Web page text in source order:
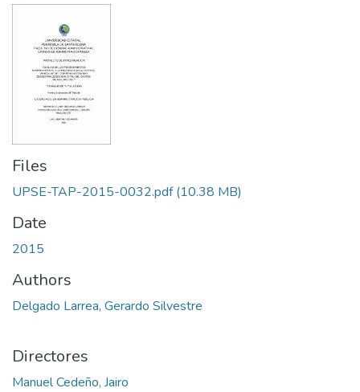
Files
UPSE-TAP-2015-0032.pdf(10.38 MB)
Date
2015
Authors
Delgado Larrea, Gerardo Silvestre
Directores
Manuel Cedeño, Jairo